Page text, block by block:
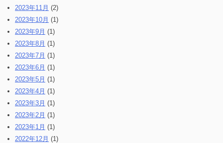
2023年11月 (2)
2023年10月 (1)
2023年9月 (1)
2023年8月 (1)
2023年7月 (1)
2023年6月 (1)
2023年5月 (1)
2023年4月 (1)
2023年3月 (1)
2023年2月 (1)
2023年1月 (1)
2022年12月 (1)